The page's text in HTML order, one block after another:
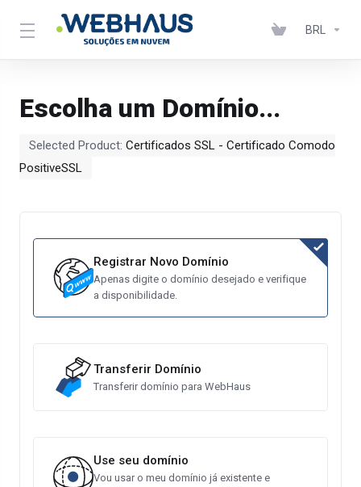
BRL
Escolha um Domínio...
Selected Product: Certificados SSL - Certificado Comodo
PositiveSSL
Registrar Novo Domínio
Apenas digite o domínio desejado e verifique
a disponibilidade.
Transferir Domínio
Transferir domínio para WebHaus
Use seu domínio
Vou usar o meu domínio já existente e